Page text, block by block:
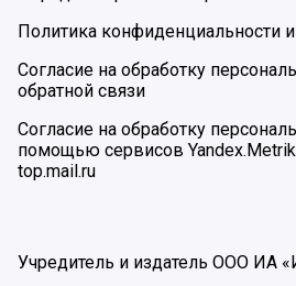
Политика конфиденциальности
Согласие на обработку
обратной связи
Согласие на обработку
помощью сервисов
top.mail.ru
Учредитель и издатель ООО ИА